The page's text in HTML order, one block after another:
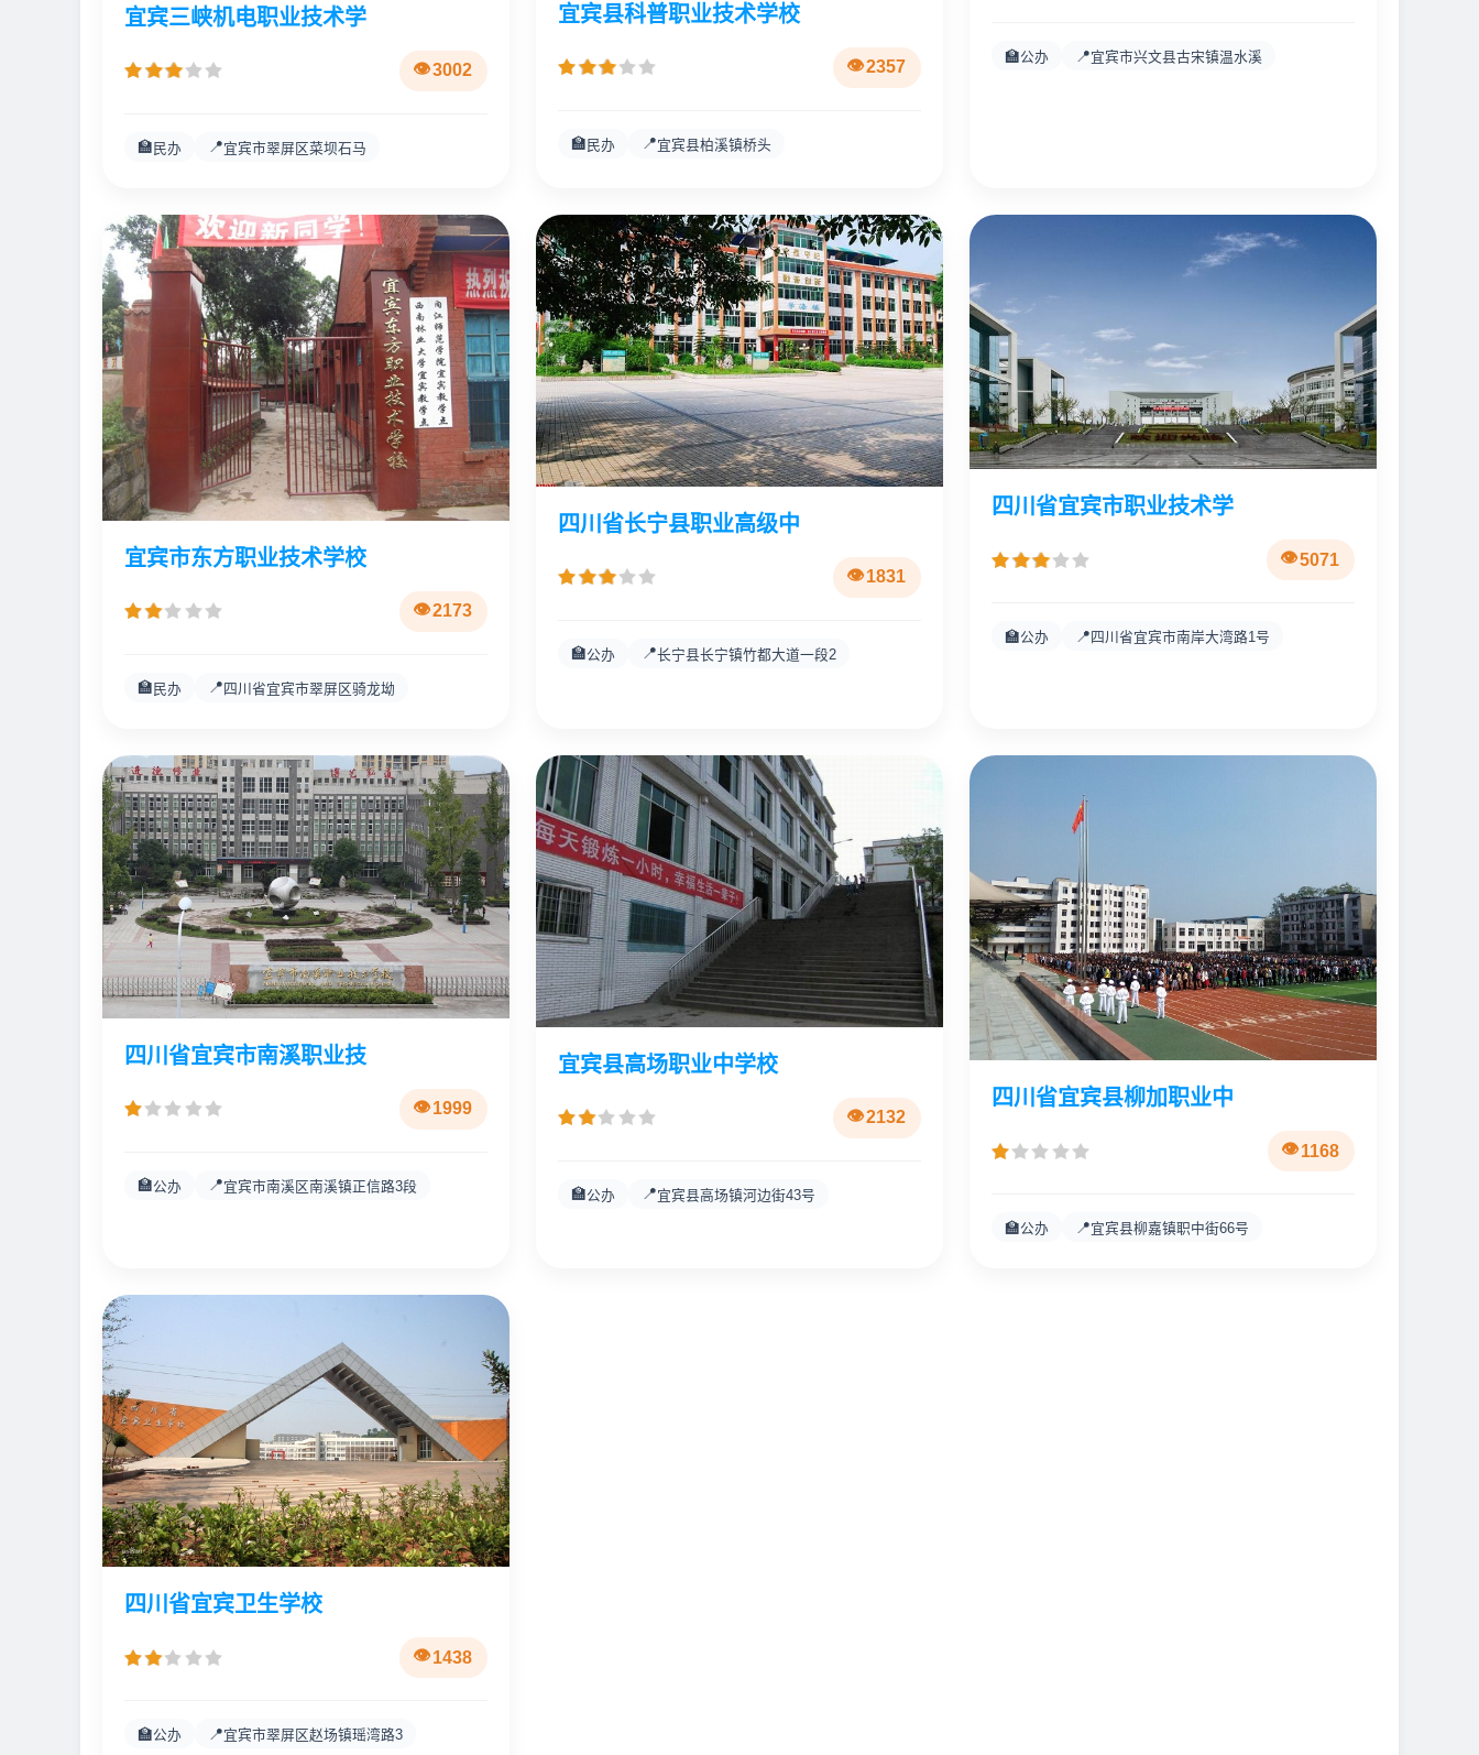
宜宾三峡机电职业技术学
3002
🏫民办 📍宜宾市翠屏区菜坝石马
宜宾县科普职业技术学校
2357
🏫民办 📍宜宾县柏溪镇桥头
🏫公办 📍宜宾市兴文县古宋镇温水溪
宜宾市东方职业技术学校
2173
🏫 民办 📍 四川省宜宾市翠屏区骑龙坳
四川省长宁县职业高级中
1831
🏫公办 📍长宁县长宁镇竹都大道一段2
四川省宜宾市职业技术学
5071
🏫公办 📍 四川省宜宾市南岸大湾路1号
四川省宜宾市南溪职业技
1999
🏫公办 📍宜宾市南溪区南溪镇正信路3段
宜宾县高场职业中学校
2132
🏫公办 📍宜宾县高场镇河边街43号
四川省宜宾县柳加职业中
1168
🏫公办 📍宜宾县柳嘉镇职中街66号
四川省宜宾卫生学校
1438
🏫公办 📍宜宾市翠屏区赵场镇瑶湾路3